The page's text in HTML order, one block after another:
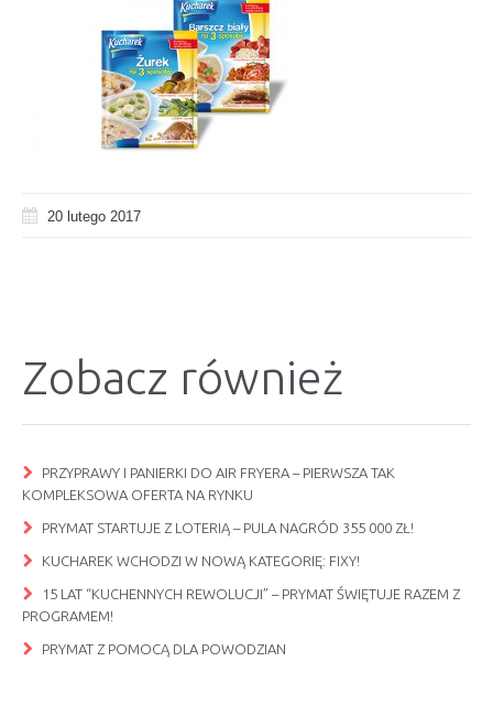
20 lutego 2017
Zobacz również
PRZYPRAWY I PANIERKI DO AIR FRYERA – PIERWSZA TAK
KOMPLEKSOWA OFERTA NA RYNKU
PRYMAT STARTUJE Z LOTERIĄ – PULA NAGRÓD 355 000 ZŁ!
KUCHAREK WCHODZI W NOWĄ KATEGORIĘ: FIXY!
15 LAT “KUCHENNYCH REWOLUCJI” – PRYMAT ŚWIĘTUJE RAZEM Z
PROGRAMEM!
PRYMAT Z POMOCĄ DLA POWODZIAN